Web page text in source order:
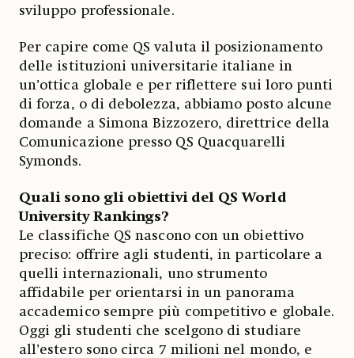
sviluppo professionale.
Per capire come QS valuta il posizionamento
delle istituzioni universitarie italiane in
un’ottica globale e per riflettere sui loro punti
di forza, o di debolezza, abbiamo posto alcune
domande a Simona Bizzozero, direttrice della
Comunicazione presso QS Quacquarelli
Symonds.
Quali sono gli obiettivi del QS World
University Rankings?
Le classifiche QS nascono con un obiettivo
preciso: offrire agli studenti, in particolare a
quelli internazionali, uno strumento
affidabile per orientarsi in un panorama
accademico sempre più competitivo e globale.
Oggi gli studenti che scelgono di studiare
all’estero sono circa 7 milioni nel mondo, e